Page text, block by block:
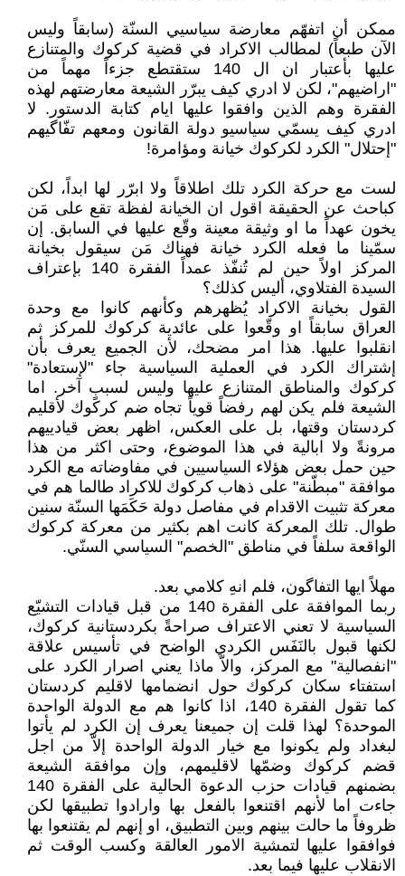
ممكن أن اتفهّم معارضة سياسيي السنّة (سابقاً وليس
الآن طبعاً) لمطالب الاكراد في قضية كركوك والمتنازع
عليها بأعتبار ان ال 140 ستقتطع جزءاً مهماً من
"اراضيهم"، لكن لا ادري كيف يبرّر الشيعة معارضتهم لهذه
الفقرة وهم الذين وافقوا عليها ايام كتابة الدستور. لا
ادري كيف يسمّي سياسيو دولة القانون ومعهم تفّاگيهم
"إحتلال" الكرد لكركوك خيانة ومؤامرة!
لست مع حركة الكرد تلك اطلاقاً ولا ابرّر لها ابداً، لكن
كباحث عن الحقيقة اقول ان الخيانة لفظة تقع على مَن
يخون عهداً ما او وثيقة معينة وقّع عليها في السابق. إن
سمّينا ما فعله الكرد خيانة فهناك مَن سيقول بخيانة
المركز اولاً حين لم تُنفّذ عمداً الفقرة 140 بإعتراف
السيدة الفتلاوي، أليس كذلك؟
القول بخيانة الاكراد يُظهرهم وكأنهم كانوا مع وحدة
العراق سابقاً او وقّعوا على عائدية كركوك للمركز ثم
انقلبوا عليها. هذا امر مضحك، لأن الجميع يعرف بأن
إشتراك الكرد في العملية السياسية جاء "لإستعادة"
كركوك والمناطق المتنازع عليها وليس لسببٍ آخر. اما
الشيعة فلم يكن لهم رفضاً قوياً تجاه ضم كركوك لأقليم
كردستان وقتها، بل على العكس، اظهر بعض قيادييهم
مرونةً ولا ابالية في هذا الموضوع، وحتى اكثر من هذا
حين حمل بعض هؤلاء السياسيين في مفاوضاته مع الكرد
موافقة "مبطّنة" على ذهاب كركوك للاكراد طالما هم في
معركة تثبيت الاقدام في مفاصل دولة حَكَمَها السنّة سنين
طوال. تلك المعركة كانت اهم بكثير من معركة كركوك
الواقعة سلفاً في مناطق "الخصم" السياسي السنّي.
مهلاً ايها التفاگون، فلم انهِ كلامي بعد.
ربما الموافقة على الفقرة 140 من قبل قيادات التشيّع
السياسية لا تعني الاعتراف صراحةً بكردستانية كركوك،
لكنها قبول بالنَفَس الكردي الواضح في تأسيس علاقة
"انفصالية" مع المركز، والاّ ماذا يعني اصرار الكرد على
استفتاء سكان كركوك حول انضمامها لاقليم كردستان
كما تقول الفقرة 140، اذا كانوا هم مع الدولة الواحدة
الموحدة؟ لهذا قلت إن جميعنا يعرف إن الكرد لم يأتوا
لبغداد ولم يكونوا مع خيار الدولة الواحدة إلاّ من اجل
قضم كركوك وضمّها لاقليمهم، وإن موافقة الشيعة
بضمنهم قيادات حزب الدعوة الحالية على الفقرة 140
جاءت اما لأنهم اقتنعوا بالفعل بها وارادوا تطبيقها لكن
ظروفاً ما حالت بينهم وبين التطبيق، او إنهم لم يقتنعوا بها
فوافقوا عليها لتمشية الامور العالقة وكسب الوقت ثم
الانقلاب عليها فيما بعد.